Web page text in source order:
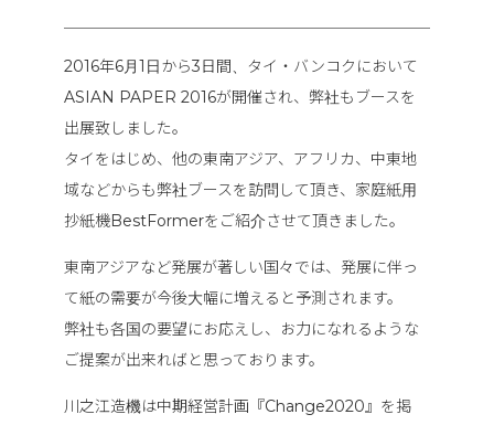
2016年6月1日から3日間、タイ・バンコクにおいて
ASIAN PAPER 2016が開催され、弊社もブースを
出展致しました。
タイをはじめ、他の東南アジア、アフリカ、中東地
域などからも弊社ブースを訪問して頂き、家庭紙用
抄紙機BestFormerをご紹介させて頂きました。
東南アジアなど発展が著しい国々では、発展に伴っ
て紙の需要が今後大幅に増えると予測されます。
弊社も各国の要望にお応えし、お力になれるような
ご提案が出来ればと思っております。
川之江造機は中期経営計画『Change2020』を掲